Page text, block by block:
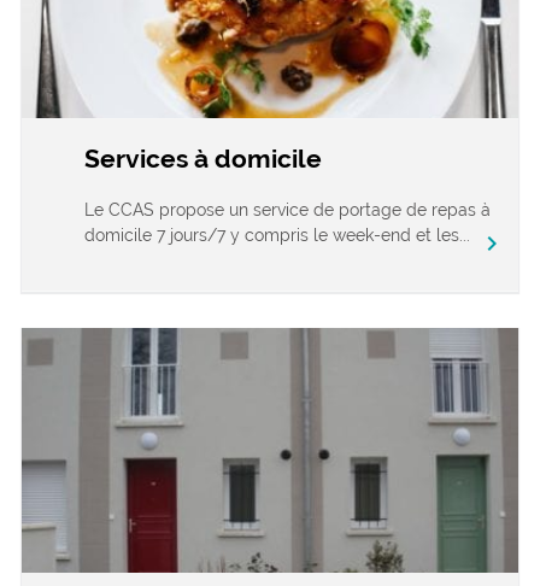
Services à domicile
Le CCAS propose un service de portage de repas à
domicile 7 jours/7 y compris le week-end et les...
chevron_right